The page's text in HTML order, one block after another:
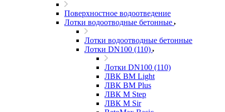
Поверхностное водоотведение
Лотки водоотводные бетонные
Лотки водоотводные бетонные
Лотки DN100 (110)
Лотки DN100 (110)
ЛВК ВМ Light
ЛВК ВМ Plus
ЛВК М Step
ЛВК М Sir